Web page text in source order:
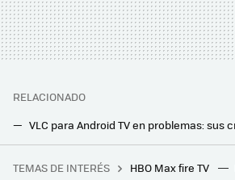
RELACIONADO
TEMAS DE INTERÉS HBO Max fire TV